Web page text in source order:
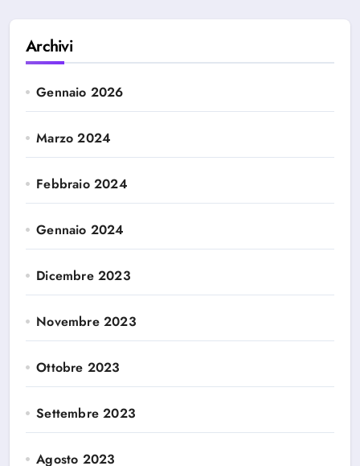
Archivi
Gennaio 2026
Marzo 2024
Febbraio 2024
Gennaio 2024
Dicembre 2023
Novembre 2023
Ottobre 2023
Settembre 2023
Agosto 2023